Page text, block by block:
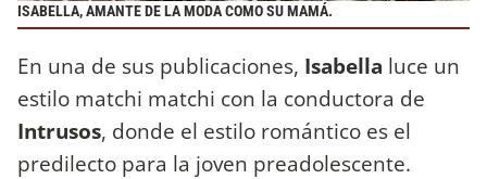
ISABELLA, AMANTE DE LA MODA COMO SU MAMÁ.
En una de sus publicaciones, Isabella luce un
estilo matchi matchi con la conductora de
Intrusos, donde el estilo romántico es el
predilecto para la joven preadolescente.